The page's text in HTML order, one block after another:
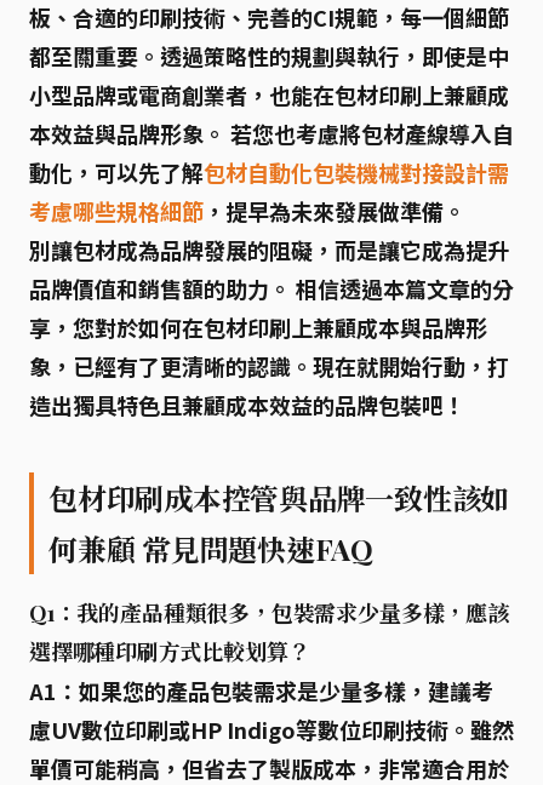
板、合適的印刷技術、完善的CI規範，每一個細節
都至關重要。透過策略性的規劃與執行，即使是中
小型品牌或電商創業者，也能在包材印刷上兼顧成
本效益與品牌形象。 若您也考慮將包材產線導入自
動化，可以先了解包材自動化包裝機械對接設計需
考慮哪些規格細節 ，提早為未來發展做準備。
別讓包材成為品牌發展的阻礙，而是讓它成為提升
品牌價值和銷售額的助力。 相信透過本篇文章的分
享，您對於如何在包材印刷上兼顧成本與品牌形
象，已經有了更清晰的認識。現在就開始行動，打
造出獨具特色且兼顧成本效益的品牌包裝吧！
包材印刷成本控管與品牌一致性該如
何兼顧 常見問題快速FAQ
Q1：我的產品種類很多，包裝需求少量多樣，應該
選擇哪種印刷方式比較划算？
A1：如果您的產品包裝需求是少量多樣，建議考
慮UV數位印刷或HP Indigo等數位印刷技術。雖然
單價可能稍高，但省去了製版成本，非常適合用於